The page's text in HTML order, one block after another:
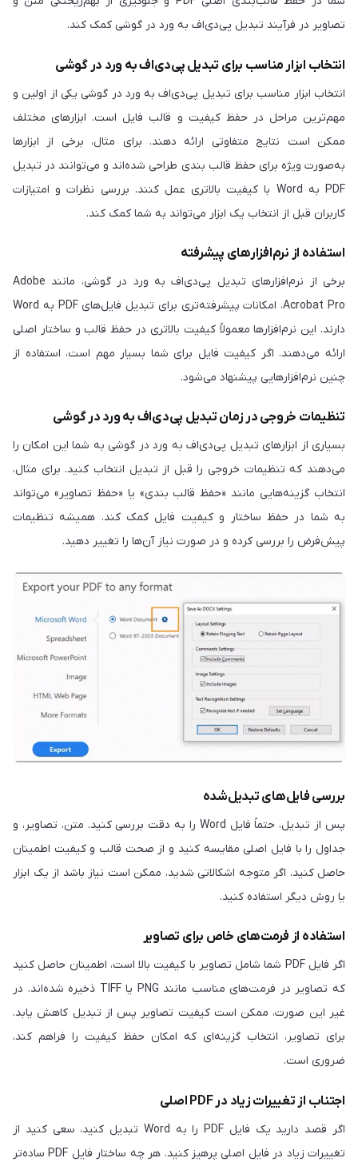
تصاویر در فرآیند تبدیل پی‌دی‌اف به ورد در گوشی کمک کند.
انتخاب ابزار مناسب برای تبدیل پی‌دی‌اف به ورد در گوشی
انتخاب ابزار مناسب برای تبدیل پی‌دی‌اف به ورد در گوشی یکی از اولین و
مهم‌ترین مراحل در حفظ کیفیت و قالب فایل است. ابزارهای مختلف
ممکن است نتایج متفاوتی ارائه دهند. برای مثال، برخی از ابزارها
به‌صورت ویژه برای حفظ قالب بندی طراحی شده‌اند و می‌توانند در تبدیل
PDF به Word با کیفیت بالاتری عمل کنند. بررسی نظرات و امتیازات
کاربران قبل از انتخاب یک ابزار می‌تواند به شما کمک کند.
استفاده از نرم‌افزارهای پیشرفته
برخی از نرم‌افزارهای تبدیل پی‌دی‌اف به ورد در گوشی، مانند Adobe
Acrobat Pro، امکانات پیشرفته‌تری برای تبدیل فایل‌های PDF به Word
دارند. این نرم‌افزارها معمولاً کیفیت بالاتری در حفظ قالب و ساختار اصلی
ارائه می‌دهند. اگر کیفیت فایل برای شما بسیار مهم است، استفاده از
چنین نرم‌افزارهایی پیشنهاد می‌شود.
تنظیمات خروجی در زمان تبدیل پی‌دی‌اف به ورد در گوشی
بسیاری از ابزارهای تبدیل پی‌دی‌اف به ورد در گوشی به شما این امکان را
می‌دهند که تنظیمات خروجی را قبل از تبدیل انتخاب کنید. برای مثال،
انتخاب گزینه‌هایی مانند «حفظ قالب بندی» یا «حفظ تصاویر» می‌تواند
به شما در حفظ ساختار و کیفیت فایل کمک کند. همیشه تنظیمات
پیش‌فرض را بررسی کرده و در صورت نیاز آن‌ها را تغییر دهید.
بررسی فایل‌های تبدیل‌شده
پس از تبدیل، حتماً فایل Word را به دقت بررسی کنید. متن، تصاویر، و
جداول را با فایل اصلی مقایسه کنید و از صحت قالب و کیفیت اطمینان
حاصل کنید. اگر متوجه اشکالاتی شدید، ممکن است نیاز باشد از یک ابزار
یا روش دیگر استفاده کنید.
استفاده از فرمت‌های خاص برای تصاویر
اگر فایل PDF شما شامل تصاویر با کیفیت بالا است، اطمینان حاصل کنید
که تصاویر در فرمت‌های مناسب مانند PNG یا TIFF ذخیره شده‌اند. در
غیر این صورت، ممکن است کیفیت تصاویر پس از تبدیل کاهش یابد.
برای تصاویر، انتخاب گزینه‌ای که امکان حفظ کیفیت را فراهم کند،
ضروری است.
اجتناب از تغییرات زیاد در PDF اصلی
اگر قصد دارید یک فایل PDF را به Word تبدیل کنید، سعی کنید از
تغییرات زیاد در فایل اصلی پرهیز کنید. هر چه ساختار فایل PDF ساده‌تر